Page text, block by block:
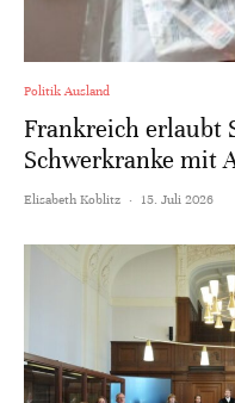
Politik Ausland
Frankreich erlaubt
Schwerkranke mit
Elisabeth Koblitz · 15. Juli 2026